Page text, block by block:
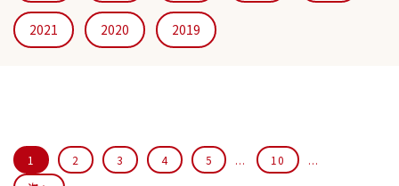
2021 2020 2019
1 2 3 4 5 ... 10
...